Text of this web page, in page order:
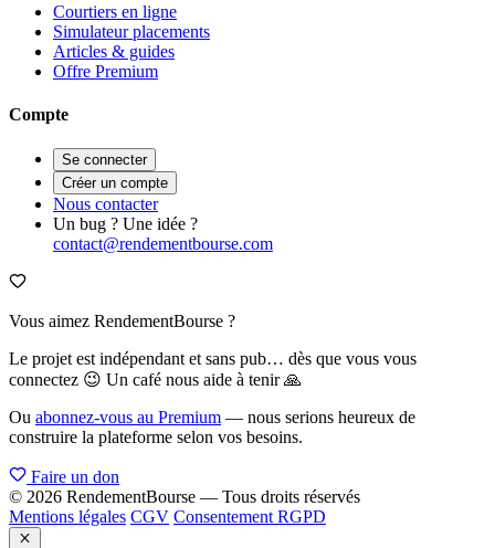
Courtiers en ligne
Simulateur placements
Articles & guides
Offre Premium
Compte
Se connecter
Créer un compte
Nous contacter
Un bug ? Une idée ?
contact@rendementbourse.com
Vous aimez RendementBourse ?
Le projet est indépendant et sans pub… dès que vous vous
connectez 😉 Un café nous aide à tenir 🙏
Ou abonnez-vous au Premium — nous serions heureux de
construire la plateforme selon vos besoins.
Faire un don
© 2026 RendementBourse — Tous droits réservés
Mentions légales CGV Consentement RGPD